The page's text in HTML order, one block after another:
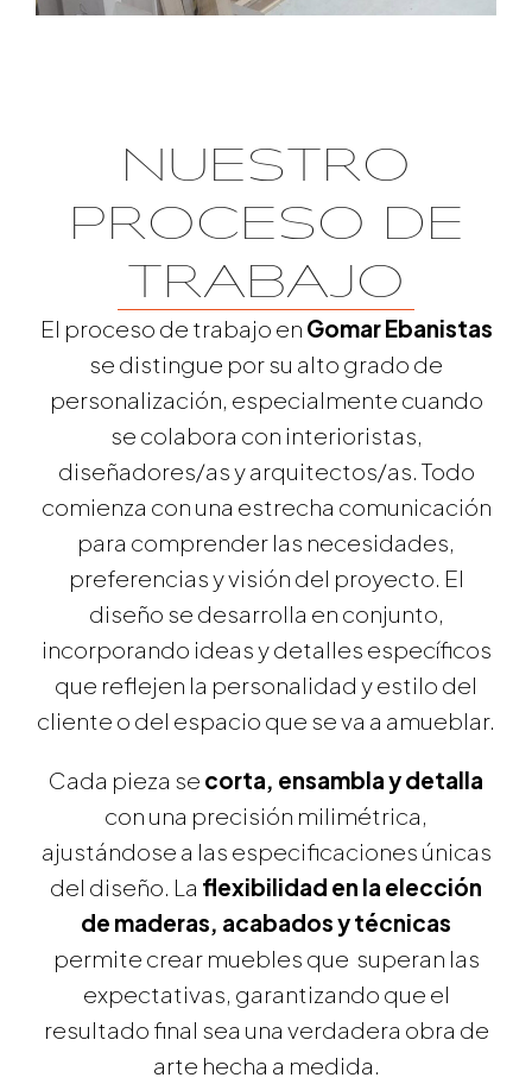
NUESTRO
PROCESO DE
TRABAJO
El proceso de trabajo en Gomar Ebanistas
se distingue por su alto grado de
personalización, especialmente cuando
se colabora con interioristas,
diseñadores/as y arquitectos/as. Todo
comienza con una estrecha comunicación
para comprender las necesidades,
preferencias y visión del proyecto. El
diseño se desarrolla en conjunto,
incorporando ideas y detalles específicos
que reflejen la personalidad y estilo del
cliente o del espacio que se va a amueblar.
Cada pieza se corta, ensambla y detalla
con una precisión milimétrica,
ajustándose a las especificaciones únicas
del diseño. La flexibilidad en la elección
de maderas, acabados y técnicas
permite crear muebles que superan las
expectativas, garantizando que el
resultado final sea una verdadera obra de
arte hecha a medida.